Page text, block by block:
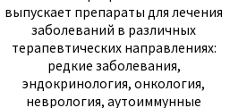
выпускает препараты для лечения
заболеваний в различных
терапевтических направлениях:
редкие заболевания,
эндокринология, онкология,
неврология, аутоиммунные